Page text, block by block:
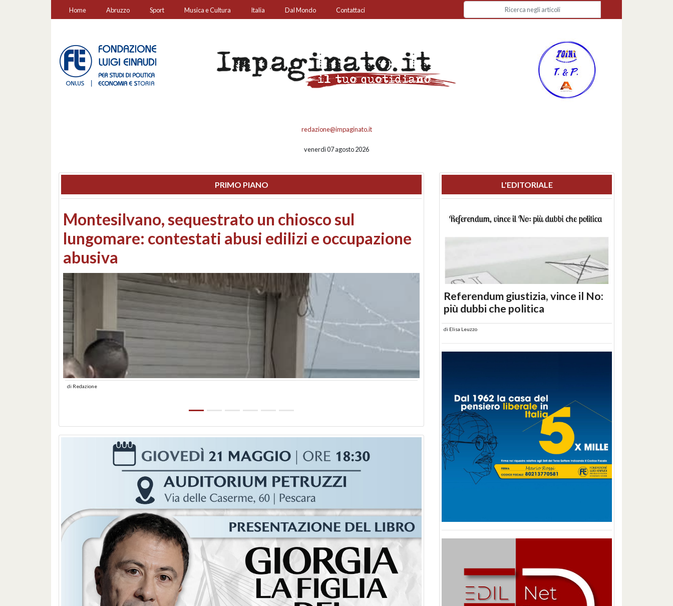
Home Abruzzo Sport Musica e Cultura Italia Dal Mondo Contattaci
redazione@impaginato.it
venerdì 07 agosto 2026
PRIMO PIANO
Consiglio regionale: confronto su call center,
Consorzi di bonifica e danni da maltempo
Redazione
L'EDITORIALE
Referendum giustizia, vince il No:
più dubbi che politica
di Elisa Leuzzo